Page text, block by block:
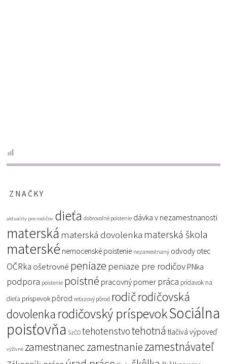
ZNAČKY
aktuality pre rodičov dieťa dobrovoľné poistenie dávka v nezamestnanosti
materská materská dovolenka materská škola
materské nemocenské poistenie nezamestnaný odvody otec
OČRka ošetrovné peniaze peniaze pre rodičov PNka
podpora poistenie poistné pracovný pomer práca prídavok na
dieťa príspevok pôrod reťazový pôrod rodičrodičovská
dovolenka rodičovský príspevokSociálna
poisťovňa SzČO tehotenstvotehotná tlačivá výpoveď
výživné zamestnaneczamestnaniezamestnávateľ